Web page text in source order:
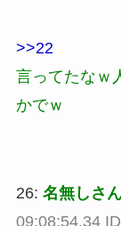
>>22
言ってたなｗ
かでｗ
26: 名無しさ
09:08:54.34